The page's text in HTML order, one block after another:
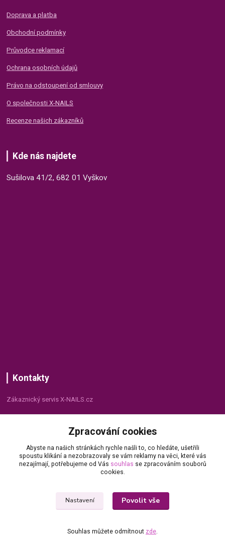
Doprava a platba
Obchodní podmínky
Průvodce reklamací
Ochrana osobních údajů
Právo na odstoupení od smlouvy
O společnosti X-NAILS
Recenze našich zákazníků
Kde nás najdete
Sušilova 41/2, 682 01 Vyškov
Kontakty
Zákaznický servis X-NAILS.cz
+420 735 055 075
info@x-nails.cz
Zpracování cookies
Abyste na našich stránkách rychle našli to, co hledáte, ušetřili
spoustu klikání a nezobrazovaly se vám reklamy na věci, které vás
nezajímají, potřebujeme od Vás souhlas se zpracováním souborů
cookies.
Nastavení Povolit vše
Souhlas můžete odmítnout zde.